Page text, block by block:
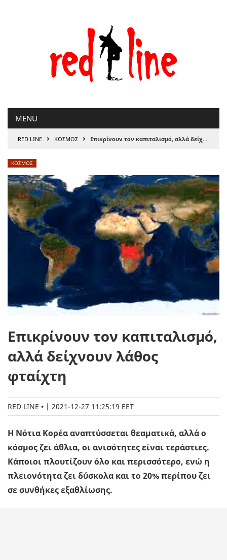
MENU
RED LINE › ΚΟΣΜΟΣ › Επικρίνουν τον καπιταλισμό, αλλά δείχνουν λάθος φταίχτη
ΚΟΣΜΟΣ
Επικρίνουν τον καπιταλισμό,
αλλά δείχνουν λάθος
φταίχτη
RED LINE | 2021-12-27 11:25:19 EET
Η Νότια Κορέα αναπτύσσεται θεαματικά, αλλά ο
κόσμος ζει άθλια, οι ανισότητες είναι τεράστιες.
Κάποιοι πλουτίζουν όλο και περισσότερο, ενώ η
πλειονότητα ζει δύσκολα και το 20% περίπου ζει
σε συνθήκες εξαθλίωσης.